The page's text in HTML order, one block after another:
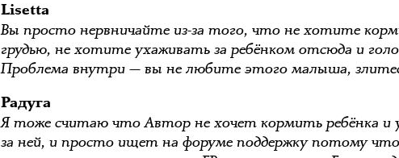
Lisetta
Вы просто нервничайте из-за того, что не хотите
грудью, не хотите ухаживать за ребёнком отсюда и
Проблема внутри — вы не любите этого малыша,
Радуга
Я тоже считаю что Автор не хочет кормить ребёнка и
за ней, и просто ищет на форуме поддержку потому что